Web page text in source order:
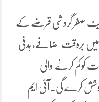
2025 کے لیے نیٹ صفر گردشی قرضے کے
بروقت اضافے، ہدفی
کو کم کرنے والی
کرے گی۔آئی ایم